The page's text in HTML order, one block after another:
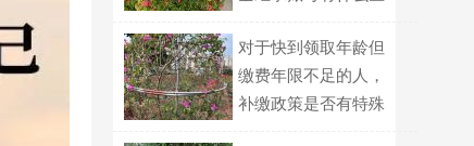
对于快到领取年龄但
缴费年限不足的人，
补缴政策是否有特殊